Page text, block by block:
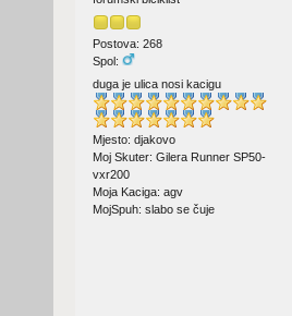
Postova: 268
Spol:
duga je ulica nosi kacigu
Mjesto: djakovo
Moj Skuter: Gilera Runner SP50-
vxr200
Moja Kaciga: agv
MojSpuh: slabo se čuje